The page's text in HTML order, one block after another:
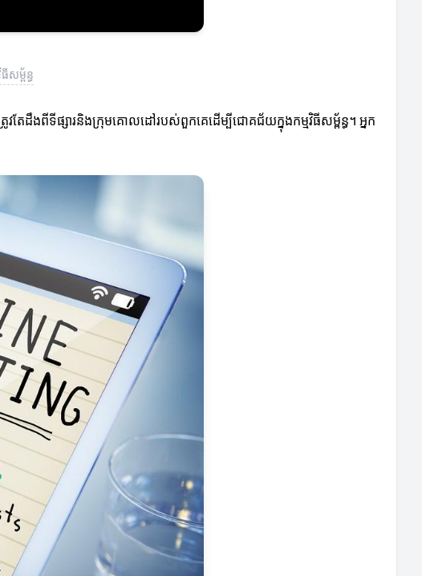
ម្ព័ន្ធ
ែដឹងពីទីផ្សារនិងក្រុមគោលដៅរបស់ពួកគេដើម្បីជោគជ័យក្នុងកម្មវិធីសម្ព័ន្ធ។ អ្នក